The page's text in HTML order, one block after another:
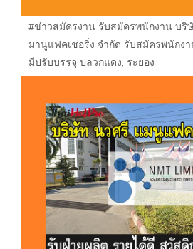
#ข่าวสมัครงาน รับสมัครพนักงาน บริ
มานูแฟคเชอริ่ง จำกัด รับสมัครพนักง
มีปรับบรรจุ ปลวกแดง, ระยอง